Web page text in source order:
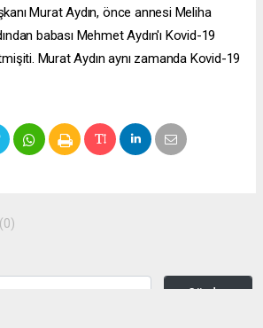
Murat Aydın, önce annesi Meliha
babası Mehmet Aydın'ı Kovid-19
Murat Aydın aynı zamanda Kovid-19
(0)
Gönder